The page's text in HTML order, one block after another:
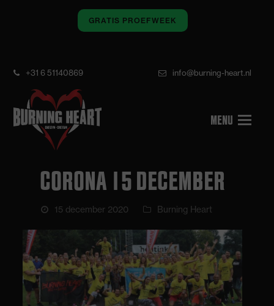
GRATIS PROEFWEEK
+31 6 51140869 info@burning-heart.nl
CORONA 15 DECEMBER
15 december 2020 Burning Heart